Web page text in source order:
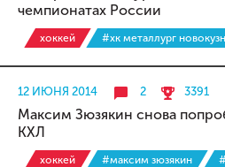
чемпионатах России
хоккей #хк металлург
12 ИЮНЯ 2014 2 3391
Максим Зюзякин снова
КХЛ
хоккей #максим зюзякин